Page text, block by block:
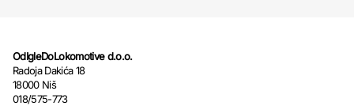
OdIgleDoLokomotive d.o.o.
Radoja Dakića 18
18000 Niš
018/575-773